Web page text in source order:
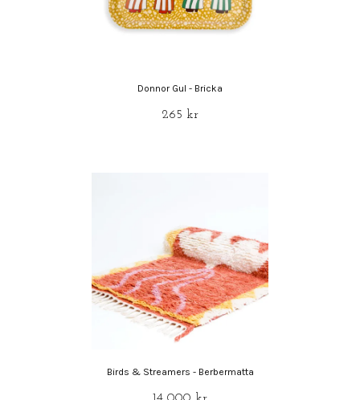
Donnor Gul - Bricka
265 kr
Birds & Streamers - Berbermatta